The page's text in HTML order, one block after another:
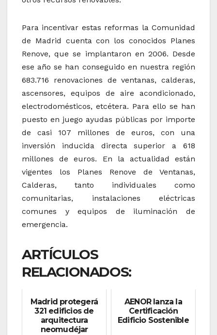
Para incentivar estas reformas la Comunidad
de Madrid cuenta con los conocidos Planes
Renove, que se implantaron en 2006. Desde
ese año se han conseguido en nuestra región
683.716 renovaciones de ventanas, calderas,
ascensores, equipos de aire acondicionado,
electrodomésticos, etcétera. Para ello se han
puesto en juego ayudas públicas por importe
de casi 107 millones de euros, con una
inversión inducida directa superior a 618
millones de euros. En la actualidad están
vigentes los Planes Renove de Ventanas,
Calderas, tanto individuales como
comunitarias, instalaciones eléctricas
comunes y equipos de iluminación de
emergencia.
ARTÍCULOS
RELACIONADOS:
Madrid protegerá
321 edificios de
arquitectura
neomudéjar
AENOR lanza la
Certificación
Edificio Sostenible